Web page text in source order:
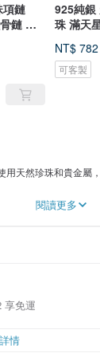
項鏈
鏈 母
925純銀
珠 滿天
NT$ 782
可客製
用天然珍珠和貴金屬
銘：因每一顆珍珠都
當我們的作品有幸能
閱讀更多
享免運
情